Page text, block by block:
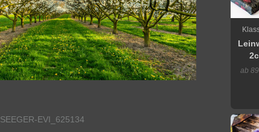
SEEGER-EVI_625134
ab